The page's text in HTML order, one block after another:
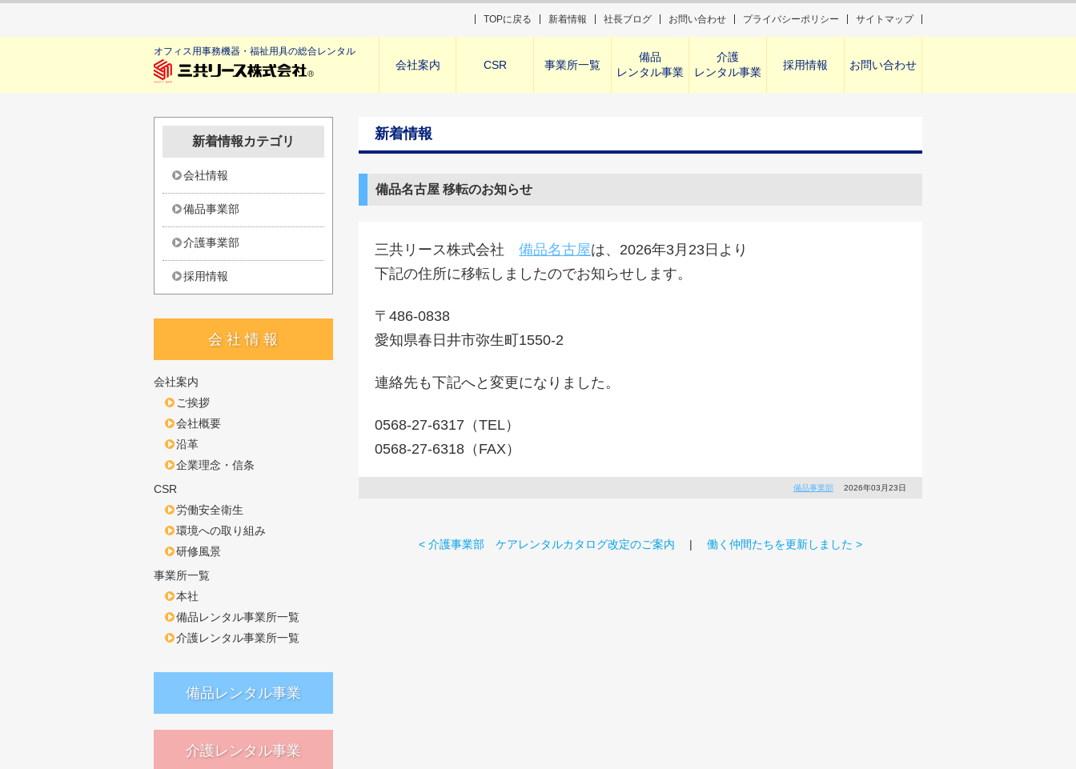
TOPに戻る 新着情報 社長ブログ お問い合わせ プライバシーポリシー サイトマップ
オフィス用事務機器・福祉用具の総合レンタル
会社案内 CSR 事業所一覧
備品
レンタル事業
介護
レンタル事業
採用情報 お問い合わせ
新着情報カテゴリ
会社情報
備品事業部
介護事業部
採用情報
会 社 情 報
会社案内
ご挨拶
会社概要
沿革
企業理念・信条
CSR
労働安全衛生
環境への取り組み
研修風景
事業所一覧
本社
備品レンタル事業所一覧
介護レンタル事業所一覧
備品レンタル事業
介護レンタル事業
新着情報
備品名古屋 移転のお知らせ
三共リース株式会社備品名古屋は、2026年3月23日より
下記の住所に移転しましたのでお知らせします。
〒486-0838
愛知県春日井市弥生町1550-2
連絡先も下記へと変更になりました。
0568-27-6317（TEL）
0568-27-6318 （FAX）
備品事業部 2026年03月23日
< 介護事業部 ケアレンタルカタログ改定のご案内 |働く仲間たちを更新しました >